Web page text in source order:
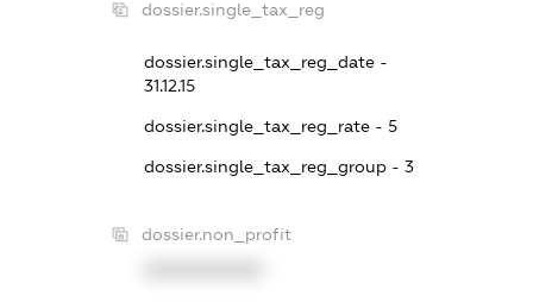
dossier.single_tax_reg
dossier.single_tax_reg_date -
31.12.15
dossier.single_tax_reg_rate - 5
dossier.single_tax_reg_group - 3
dossier.non_profit